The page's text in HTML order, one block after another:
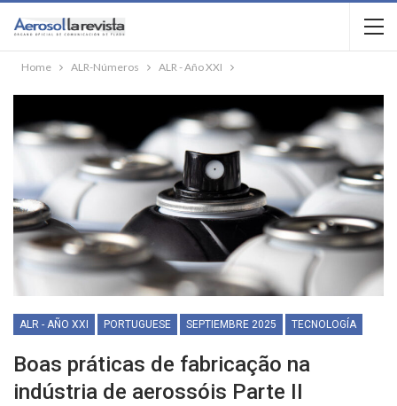
Home ALR-Números ALR - Año XXI
ALR - AÑO XXI PORTUGUESE SEPTIEMBRE 2025 TECNOLOGÍA
Boas práticas de fabricação na
indústria de aerossóis Parte II